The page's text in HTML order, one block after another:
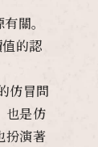
關。
的認
仿冒問
也是仿
扮演著